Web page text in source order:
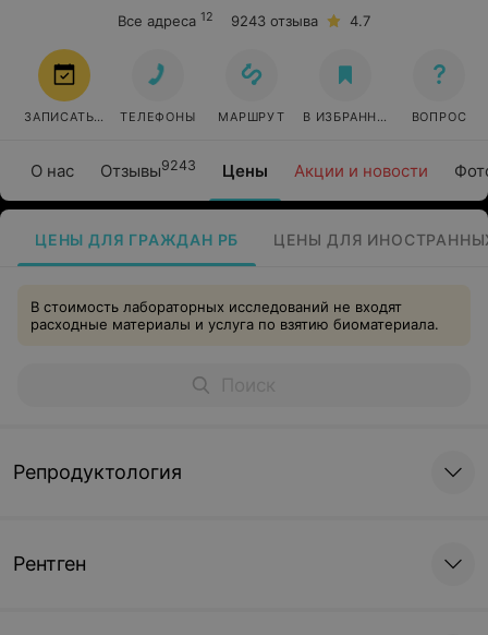
О нас Отзывы9243 Цены Акции и новости
Все адреса 12 9243 отзыва 4.7
ЗАПИСАТЬСЯ ТЕЛЕФОНЫ МАРШРУТ В ИЗБРАННОЕ ВОПРОС
ЦЕНЫ ДЛЯ ГРАЖДАН РБ ЦЕНЫ ДЛЯ
В стоимость лабораторных исследований не входят
расходные материалы и услуга по взятию биоматериала.
Репродуктология
Рентген